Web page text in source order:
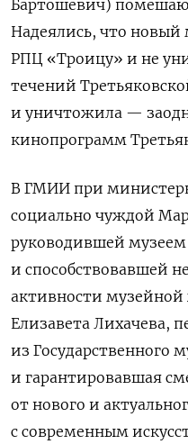
Бартошевич)
Надеялись, что новый
РПЦ «Троицу» и не
течений
и уничтожила —
кинопрограмм
В ГМИИ при
социально чуждой
руководившей музеем
и способствовавшей
активности
Елизавета Лихачева,
из Государственного
и гарантировавшая
от нового и
с современным